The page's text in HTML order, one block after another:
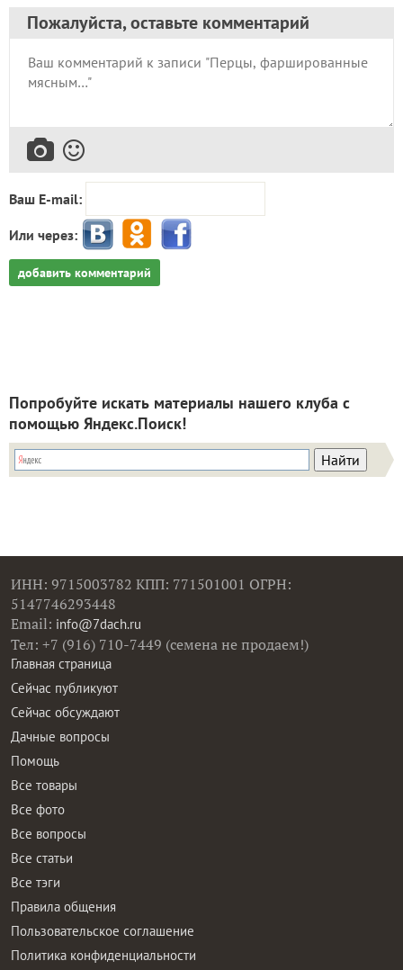
Пожалуйста, оставьте комментарий
Ваш E-mail:
Или через:
добавить комментарий
Попробуйте искать материалы нашего клуба с
помощью Яндекс.Поиск!
ИНН: 9715003782 КПП: 771501001 ОГРН:
5147746293448
Email: info@7dach.ru
Тел: +7 (916) 710-7449 (семена не продаем!)
Главная страница
Сейчас публикуют
Сейчас обсуждают
Дачные вопросы
Помощь
Все товары
Все фото
Все вопросы
Все статьи
Все тэги
Правила общения
Пользовательское соглашение
Политика конфиденциальности